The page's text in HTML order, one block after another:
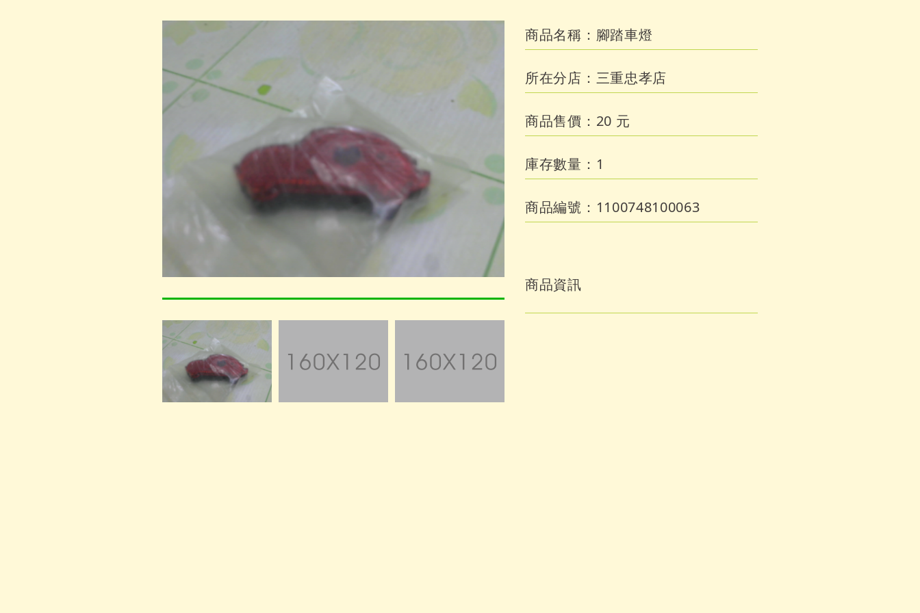
商品名稱： 腳踏車燈
所在分店： 三重忠孝店
商品售價： 20 元
庫存數量： 1
商品編號： 1100748100063
商品資訊